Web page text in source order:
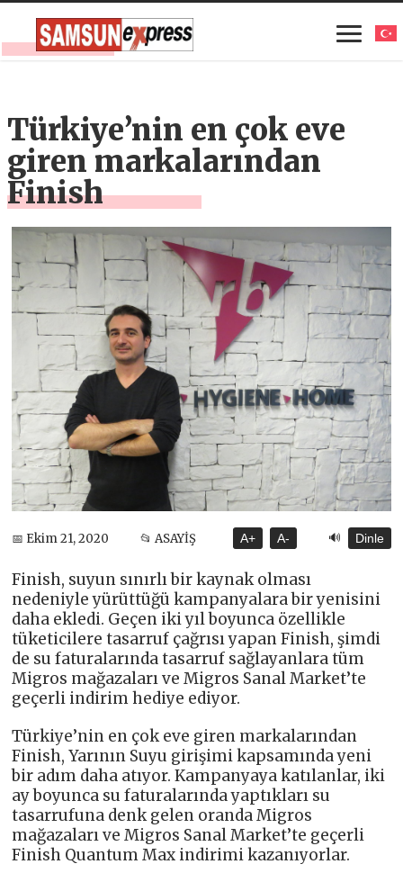
Türkiye’nin en çok eve
giren markalarından
Finish
📅 Ekim 21, 2020 📂 ASAYİŞ A+ A- 🔊 Dinle
Finish, suyun sınırlı bir kaynak olması
nedeniyle yürüttüğü kampanyalara bir yenisini
daha ekledi. Geçen iki yıl boyunca özellikle
tüketicilere tasarruf çağrısı yapan Finish, şimdi
de su faturalarında tasarruf sağlayanlara tüm
Migros mağazaları ve Migros Sanal Market’te
geçerli indirim hediye ediyor.
Türkiye’nin en çok eve giren markalarından
Finish, Yarının Suyu girişimi kapsamında yeni
bir adım daha atıyor. Kampanyaya katılanlar, iki
ay boyunca su faturalarında yaptıkları su
tasarrufuna denk gelen oranda Migros
mağazaları ve Migros Sanal Market’te geçerli
Finish Quantum Max indirimi kazanıyorlar.